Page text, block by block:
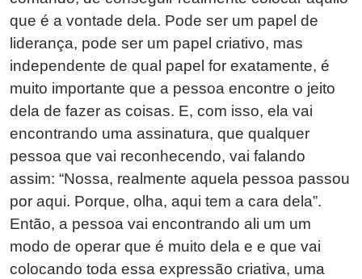
que é a vontade dela. Pode ser um papel de
liderança, pode ser um papel criativo, mas
independente de qual papel for exatamente, é
muito importante que a pessoa encontre o jeito
dela de fazer as coisas. E, com isso, ela vai
encontrando uma assinatura, que qualquer
pessoa que vai reconhecendo, vai falando
assim: “Nossa, realmente aquela pessoa passou
por aqui. Porque, olha, aqui tem a cara dela”.
Então, a pessoa vai encontrando ali um um
modo de operar que é muito dela e e que vai
colocando toda essa expressão criativa, uma